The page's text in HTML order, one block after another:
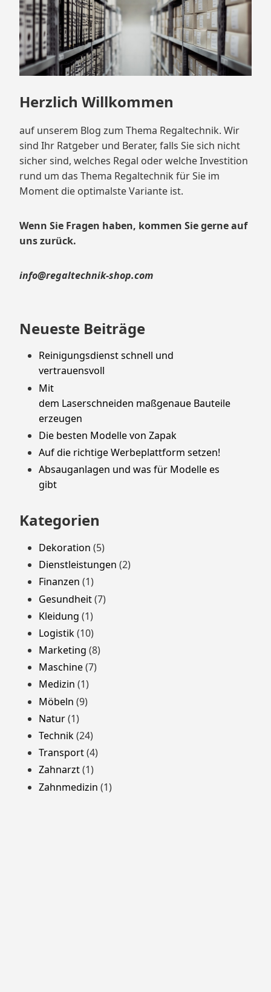
Herzlich Willkommen
auf unserem Blog zum Thema Regaltechnik. Wir
sind Ihr Ratgeber und Berater, falls Sie sich nicht
sicher sind, welches Regal oder welche Investition
rund um das Thema Regaltechnik für Sie im
Moment die optimalste Variante ist.
Wenn Sie Fragen haben, kommen Sie gerne auf
uns zurück.
info@regaltechnik-shop.com
Neueste Beiträge
Reinigungsdienst schnell und
vertrauensvoll
Mit
dem Laserschneiden maßgenaue Bauteile
erzeugen
Die besten Modelle von Zapak
Auf die richtige Werbeplattform setzen!
Absauganlagen und was für Modelle es
gibt
Kategorien
Dekoration (5)
Dienstleistungen (2)
Finanzen (1)
Gesundheit(7)
Kleidung (1)
Logistik(10)
Marketing (8)
Maschine(7)
Medizin (1)
Möbeln (9)
Natur(1)
Technik(24)
Transport(4)
Zahnarzt(1)
Zahnmedizin (1)